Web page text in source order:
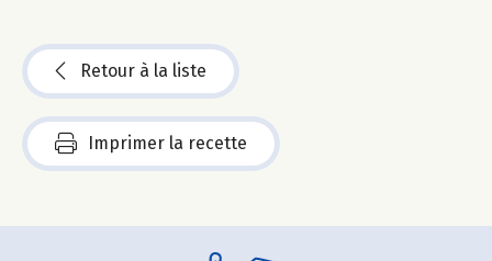
Retour à la liste
Imprimer la recette